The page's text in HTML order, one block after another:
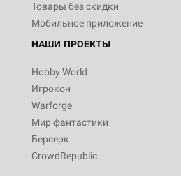
Товары без скидки
Мобильное приложение
НАШИ ПРОЕКТЫ
Hobby World
Игрокон
Warforge
Мир фантастики
Берсерк
CrowdRepublic